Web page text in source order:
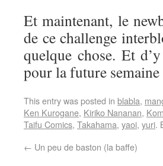
Et maintenant, le
de ce challenge
quelque chose. Et
pour la future
This entry was posted in blabla,
Ken Kurogane, Kiriko Nananan,
Taifu Comics, Takahama, yaoi, yuri.
← Un peu de baston (la baffe)